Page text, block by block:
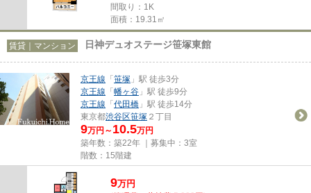
間取り：1K
面積：19.31㎡
賃貸｜マンション 日神デュオステージ笹塚東館
京王線 「笹塚 」駅 徒歩3分
京王線 「幡ヶ谷 」駅 徒歩9分
京王線 「代田橋 」駅 徒歩14分
東京都渋谷区笹塚 ２丁目
9万円～ 10.5万円
築年数：築22年 ｜募集中： 3室
階数：15階建
9万円